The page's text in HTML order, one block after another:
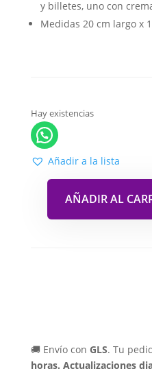
y billetes, uno con
Medidas 20 cm largo x
Hay existencias
Añadir a la lista
AÑADIR AL
🚚 Envío con GLS. Tu
horas. Actualizaciones